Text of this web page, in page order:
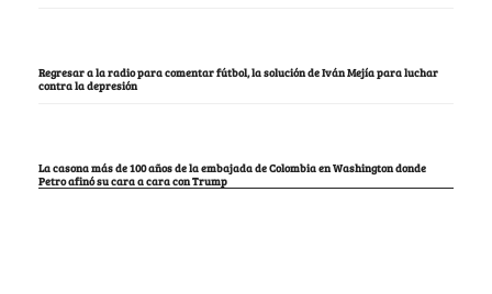
Regresar a la radio para comentar fútbol, la solución de Iván Mejía para luchar
contra la depresión
La casona más de 100 años de la embajada de Colombia en Washington donde
Petro afinó su cara a cara con Trump